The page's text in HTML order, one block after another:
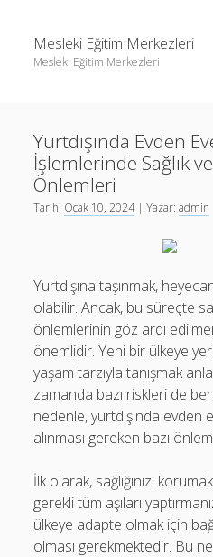
Mesleki Eğitim Merkezleri
Mesleki Eğitim Merkezleri
Liste
Sayfa Listesi
Threads Beğeni Arttırma
Twitter Gizli Hesaba Nasıl Bakılır
Igtv Yorum Yükseltme Hilesi
Liste
Twitter Gizli Hesaba Nasıl
Yurtdışında Evden
İşlemlerinde Sağlık
Önlemleri
Tarih: Ocak 10, 2024| Yazar:admin
Yurtdışına taşınmak,
olabilir. Ancak, bu süreçte
önlemlerinin göz ardı
önemlidir. Yeni bir ülkeye
yaşam tarzıyla tanışmak
zamanda bazı riskleri de
nedenle, yurtdışında evden
alınması gereken bazı
İlk olarak, sağlığınızı
gerekli tüm aşıları
ülkeye adapte olmak için
olması gerekmektedir. Bu